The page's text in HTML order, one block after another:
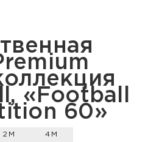
«Football
60»
2М 4М